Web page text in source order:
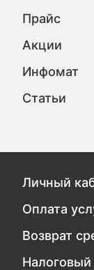
Прайс
Акции
Инфомат
Статьи
Личный
Оплата
Возврат